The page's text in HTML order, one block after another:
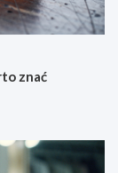
znać